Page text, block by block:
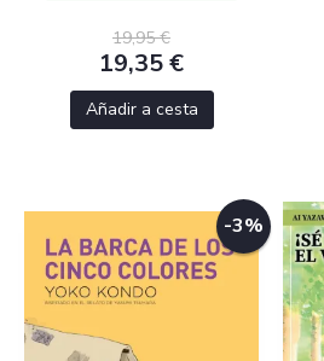
19,95 €
19,35 €
Añadir a cesta
-3%